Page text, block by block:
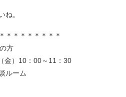
ね。
＊＊＊＊＊＊＊＊
方
金）10：00～11：30
ルーム